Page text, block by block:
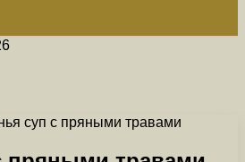
суп с пряными травами